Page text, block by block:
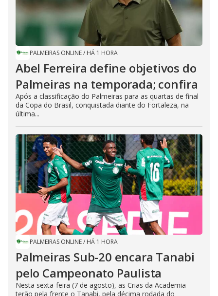
PALMEIRAS ONLINE/ HÁ 1 HORA
Abel Ferreira define objetivos do
Palmeiras na temporada; confira
Após a classificação do Palmeiras para as quartas de final
da Copa do Brasil, conquistada diante do Fortaleza, na
última...
PALMEIRAS ONLINE/ HÁ 1 HORA
Palmeiras Sub-20 encara Tanabi
pelo Campeonato Paulista
Nesta sexta-feira (7 de agosto), as Crias da Academia
terão pela frente o Tanabi, pela décima rodada do